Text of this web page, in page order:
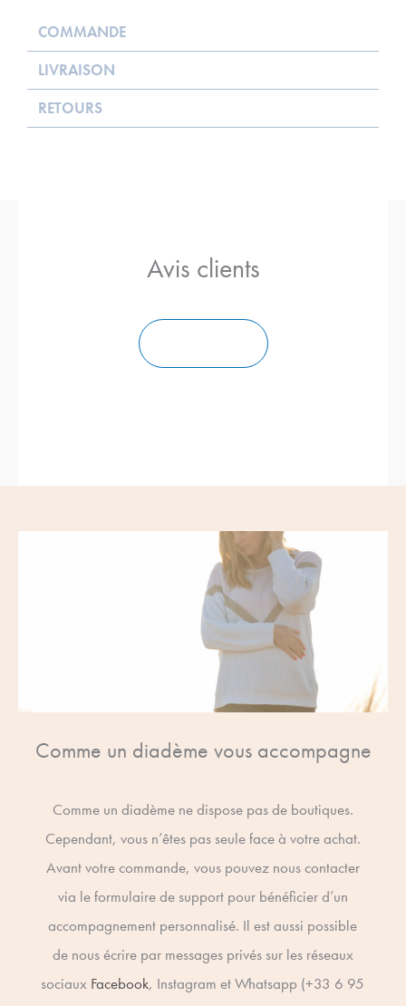
COMMANDE
LIVRAISON
RETOURS
Avis clients
Comme un diadème vous accompagne
Comme un diadème ne dispose pas de boutiques.
Cependant, vous n’êtes pas seule face à votre achat.
Avant votre commande, vous pouvez nous contacter
via le formulaire de support pour bénéficier d’un
accompagnement personnalisé. Il est aussi possible
de nous écrire par messages privés sur les réseaux
sociaux Facebook, Instagram et Whatsapp (+33 6 95